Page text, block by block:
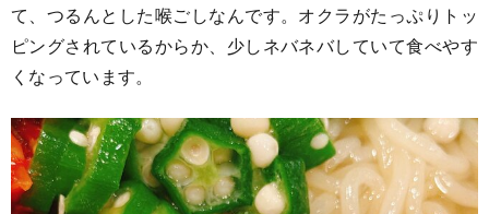
て、つるんとした喉ごしなんです。オクラがたっぷりトッ
ピングされているからか、少しネバネバしていて食べやす
くなっています。